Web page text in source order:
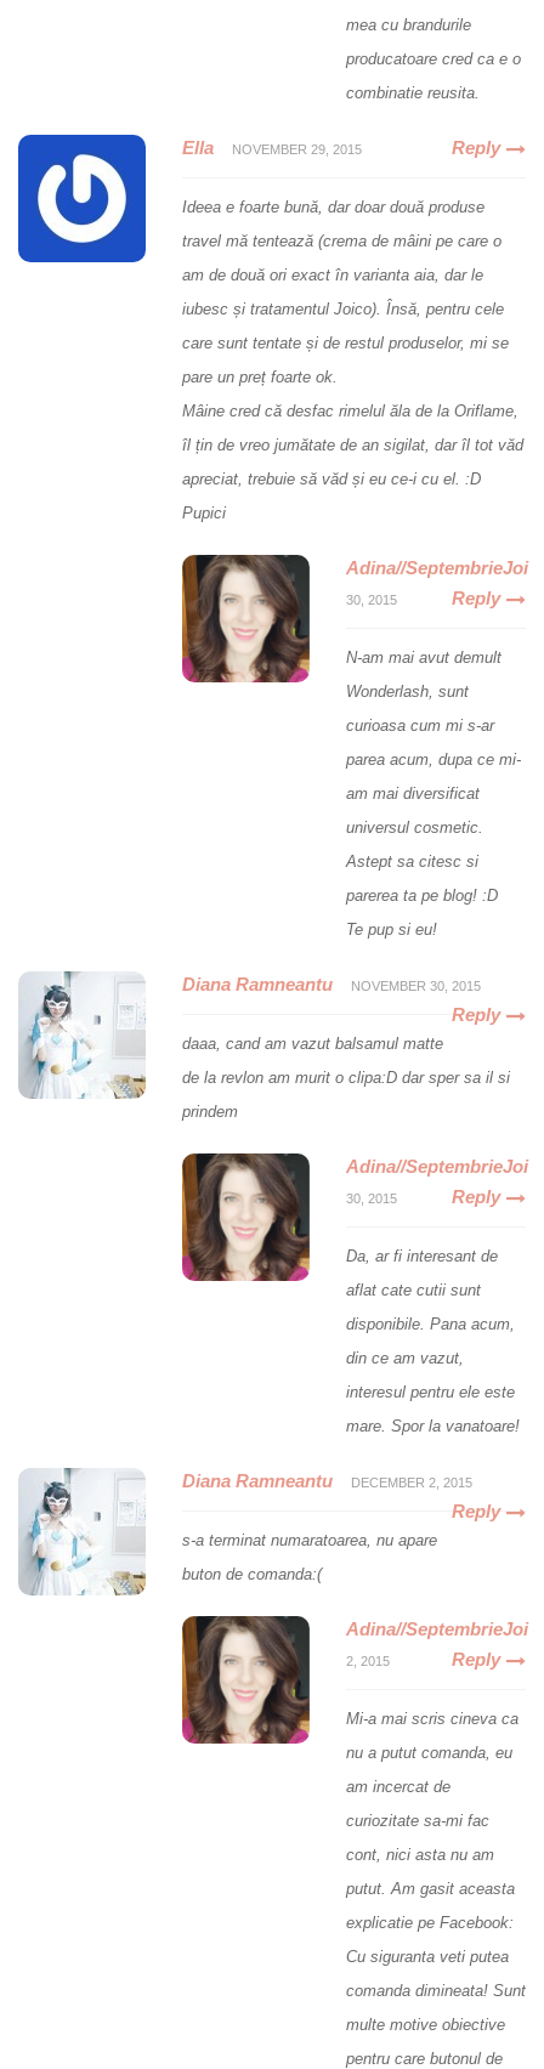
mea cu brandurile
producatoare cred ca e o
combinatie reusita.
Ella NOVEMBER 29, 2015 Reply
Ideea e foarte bună, dar doar două produse
travel mă tentează (crema de mâini pe care o
am de două ori exact în varianta aia, dar le
iubesc și tratamentul Joico). Însă, pentru cele
care sunt tentate și de restul produselor, mi se
pare un preț foarte ok.
Mâine cred că desfac rimelul ăla de la Oriflame,
îl țin de vreo jumătate de an sigilat, dar îl tot văd
apreciat, trebuie să văd și eu ce-i cu el. :D
Pupici
Adina//SeptembrieJoi
30, 2015 Reply
N-am mai avut demult
Wonderlash, sunt
curioasa cum mi s-ar
parea acum, dupa ce mi-
am mai diversificat
universul cosmetic.
Astept sa citesc si
parerea ta pe blog! :D
Te pup si eu!
Diana Ramneantu NOVEMBER 30, 2015
Reply
daaa, cand am vazut balsamul matte
de la revlon am murit o clipa:D dar sper sa il si
prindem
Adina//SeptembrieJoi
30, 2015 Reply
Da, ar fi interesant de
aflat cate cutii sunt
disponibile. Pana acum,
din ce am vazut,
interesul pentru ele este
mare. Spor la vanatoare!
Diana Ramneantu DECEMBER 2, 2015
Reply
s-a terminat numaratoarea, nu apare
buton de comanda:(
Adina//SeptembrieJoi
2, 2015 Reply
Mi-a mai scris cineva ca
nu a putut comanda, eu
am incercat de
curiozitate sa-mi fac
cont, nici asta nu am
putut. Am gasit aceasta
explicatie pe Facebook:
Cu siguranta veti putea
comanda dimineata! Sunt
multe motive obiective
pentru care butonul de